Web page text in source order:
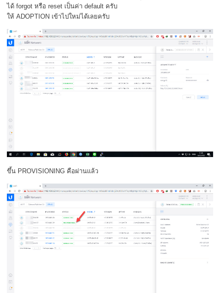
ได้ forgot หรือ reset เป็นค่า default ครับ
ให้ ADOPTION เข้าไปใหม่ได้เลยครับ
ขึ้น PROVISIONING คือผ่านแล้ว